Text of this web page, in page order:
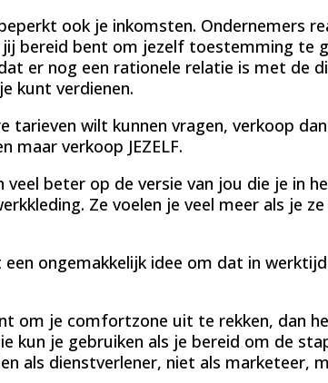
ook je inkomsten. Ondernemers
bereid bent om jezelf toestemming te
er nog een rationele relatie is met de
kunt verdienen.
tarieven wilt kunnen vragen, verkoop
maar verkoop JEZELF.
veel beter op de versie van jou die je in
Ze voelen je veel meer als je
een ongemakkelijk idee om dat in
om je comfortzone uit te rekken, dan
kun je gebruiken als je bereid om de
als dienstverlener, niet als marketeer,